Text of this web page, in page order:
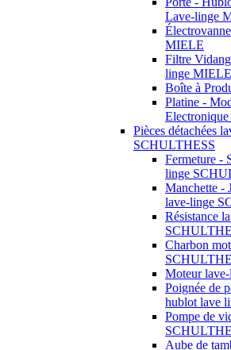
Lave-linge
MIELE
Filtre
linge MIELE
Boîte à
Platine -
Pièces détachées
SCHULTHESS
Fermeture -
linge
Manchette -
lave-linge
Résistance
Charbon
Moteur
Poignée de
hublot lave
Pompe de
Aube de